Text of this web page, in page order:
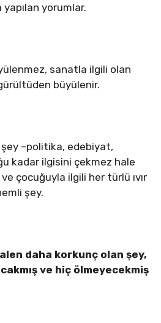
yorumlar.
sanatla ilgili olan
gürültüden büyülenir.
–politika, edebiyat,
kadar ilgisini çekmez hale
çocuğuyla ilgili her türlü ıvır
şey.
daha korkunç olan şey,
ve hiç ölmeyecekmiş